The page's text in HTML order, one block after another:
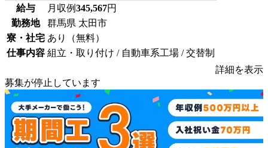
給与 月収例345,567円
勤務地
群馬県 太田市
寮・社宅 あり（無料）
仕事内容 組立・取り付け / 自動車系工場 / 交替制
詳細を表示
募集が停止しています